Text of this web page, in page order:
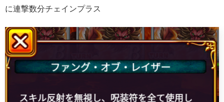
に連撃数分チェインプラス